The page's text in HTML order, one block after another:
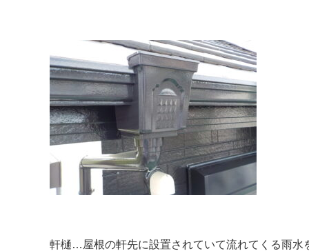
軒樋…屋根の軒先に設置されていて流れてくる雨水